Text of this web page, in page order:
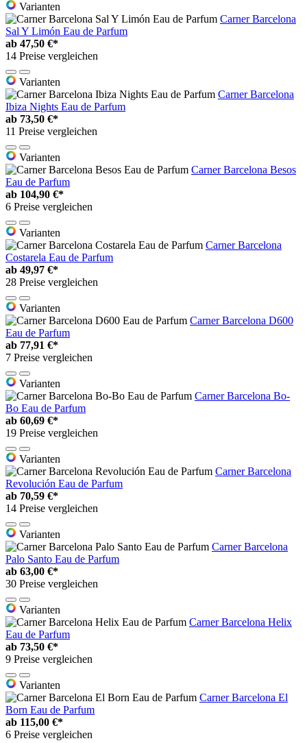
Varianten
Carner Barcelona
Sal Y Limón Eau de Parfum
ab 47,50 €*
14 Preise vergleichen
Varianten
Carner Barcelona
Ibiza Nights Eau de Parfum
ab 73,50 €*
11 Preise vergleichen
Varianten
Carner Barcelona Besos
Eau de Parfum
ab 104,90 €*
6 Preise vergleichen
Varianten
Carner Barcelona
Costarela Eau de Parfum
ab 49,97 €*
28 Preise vergleichen
Varianten
Carner Barcelona D600
Eau de Parfum
ab 77,91 €*
7 Preise vergleichen
Varianten
Carner Barcelona Bo-
Bo Eau de Parfum
ab 60,69 €*
19 Preise vergleichen
Varianten
Carner Barcelona
Revolución Eau de Parfum
ab 70,59 €*
14 Preise vergleichen
Varianten
Carner Barcelona
Palo Santo Eau de Parfum
ab 63,00 €*
30 Preise vergleichen
Varianten
Carner Barcelona Helix
Eau de Parfum
ab 73,50 €*
9 Preise vergleichen
Varianten
Carner Barcelona El
Born Eau de Parfum
ab 115,00 €*
6 Preise vergleichen